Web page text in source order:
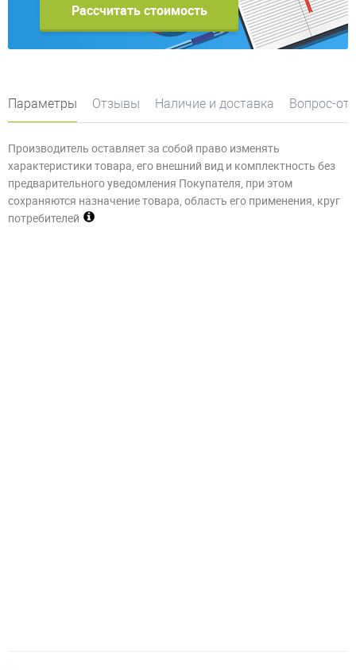
Рассчитать стоимость
Параметры Отзывы Наличие и доставка Вопрос-
Производитель оставляет за собой право изменять
характеристики товара, его внешний вид и комплектность без
предварительного уведомления Покупателя, при этом
сохраняются назначение товара, область его применения, круг
потребителей